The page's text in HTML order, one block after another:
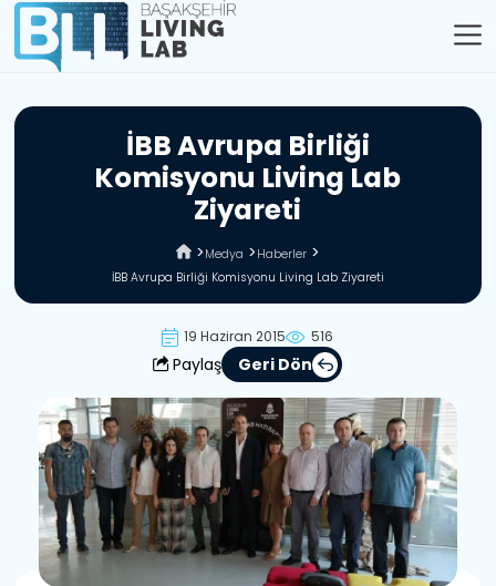
İBBAvrupa Birliği
Komisyonu Living Lab
Ziyareti
Medya
Haberler
İBB Avrupa Birliği Komisyonu Living Lab Ziyareti
19 Haziran 2015 516
Paylaş Geri Dön